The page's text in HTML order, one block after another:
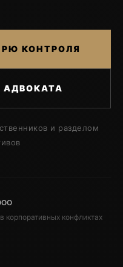
КОНТРОЛЯ
АДВОКАТА
и разделом
в корпоративных конфликтах